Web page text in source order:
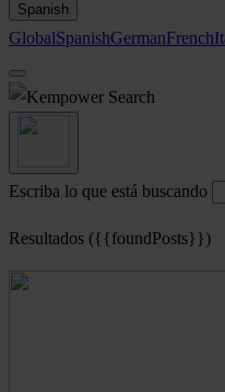
Spanish
GlobalSpanishGermanFrench
Search
Escriba lo que está buscando
Resultados ({{foundPosts}})